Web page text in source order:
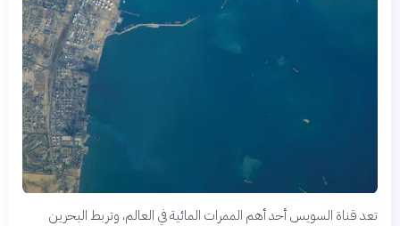
تعد قناة السويس أحد أهم الممرات المائية في العالم، وتربط البحرين